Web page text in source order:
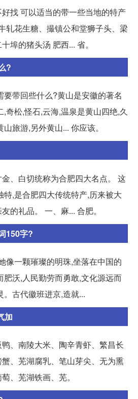
找 可以适当的带一些当地的特产
轧花生糖、撮镇公和堂狮子头、梁
埠的猪头汤 肥西... 省。
?
带回些什么?黄山是安徽的著名
奇松,怪石,云海,温泉是黄山四绝,久
旅游,另外黄山... 你应该。
、白切统称为合肥四大名点。 这
,是合肥四大传统特产,历来被大
的礼品。 一、麻... 合肥。
150字?
像一颗璀璨的明珠,坐落在中国的
肥沃,人民勤劳而勇敢,文化源远而
古代徽班进京,造就...
加
、南陵大米、陶辛青虾、繁昌长
、芜湖腐乳、笔山芽尖、无为熏
、芜湖铁画、芜。